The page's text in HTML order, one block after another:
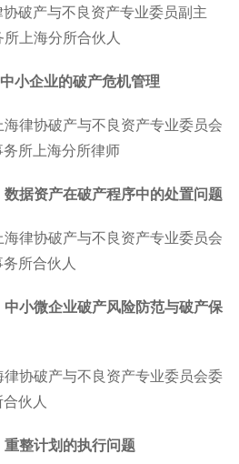
协破产与不良资产专业委员副主
上海分所合伙人
小企业的破产危机管理
海律协破产与不良资产专业委员会
所上海分所律师
据资产在破产程序中的处置问题
海律协破产与不良资产专业委员会
所合伙人
中小微企业破产风险防范与破产保
律协破产与不良资产专业委员会委
伙人
整计划的执行问题